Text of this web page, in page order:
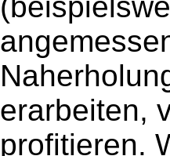
erarbeiten,
profitieren.